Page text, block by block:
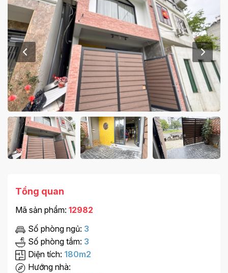
Tổng quan
Mã sản phẩm: 12982
Số phòng ngủ: 3
Số phòng tắm: 3
Diện tích: 180m2
Hướng nhà: